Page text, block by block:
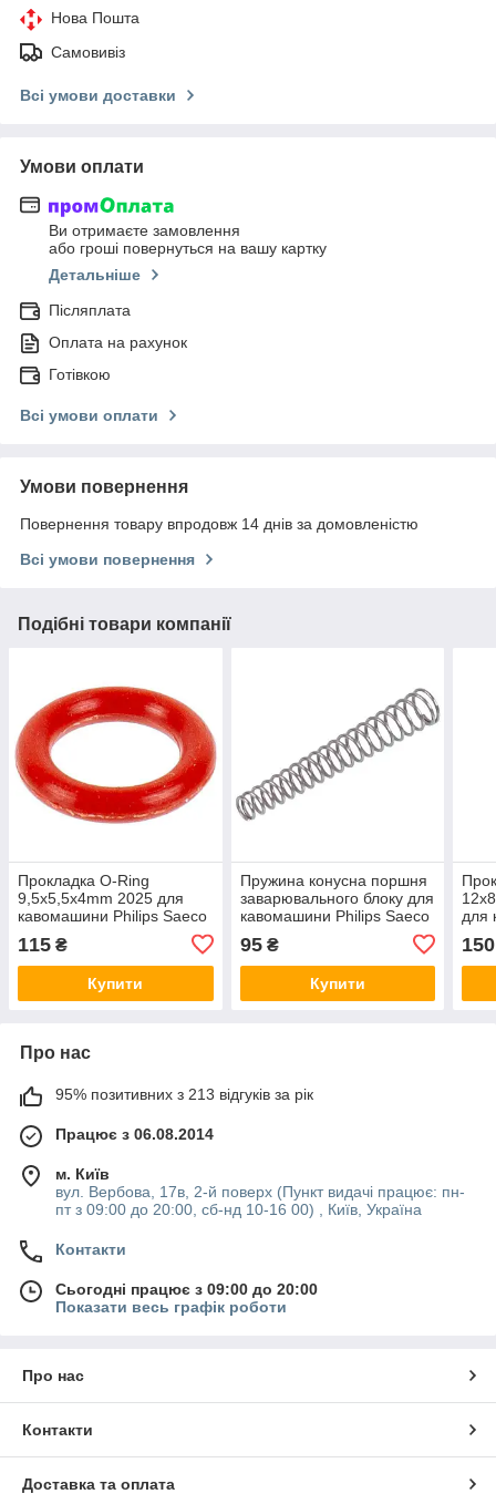
Нова Пошта
Самовивіз
Всі умови доставки
Умови оплати
Ви отримаєте замовлення
або гроші повернуться на вашу картку
Детальніше
Післяплата
Оплата на рахунок
Готівкою
Всі умови оплати
Умови повернення
Повернення товару впродовж 14 днів за домовленістю
Всі умови повернення
Подібні товари компанії
Прокладка O-Ring
9,5x5,5x4mm 2025 для
кавомашини Philips Saeco
115 ₴
Купити
Пружина конусна поршня
заварювального блоку для
кавомашини Philips Saeco
95₴
Купити
для
150
Про нас
95% позитивних з 213 відгуків за рік
Працює з 06.08.2014
м. Київ
вул. Вербова, 17в, 2-й поверх (Пункт видачі працює: пн-
пт з 09:00 до 20:00, сб-нд 10-16 00) , Київ, Україна
Контакти
Сьогодні працює з 09:00 до 20:00
Показати весь графік роботи
Про нас
Контакти
Доставка та оплата